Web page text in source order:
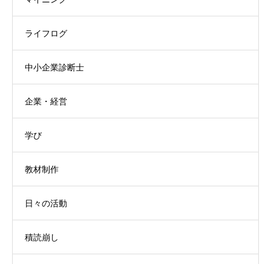
ライフログ
中小企業診断士
企業・経営
学び
教材制作
日々の活動
積読崩し